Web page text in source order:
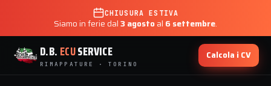
CHIUSURA ESTIVA
Siamo in ferie dal3 agostoal 6 settembre.
D.B. ECUSERVICE
RIMAPPATURE · TORINO
Calcola i CV